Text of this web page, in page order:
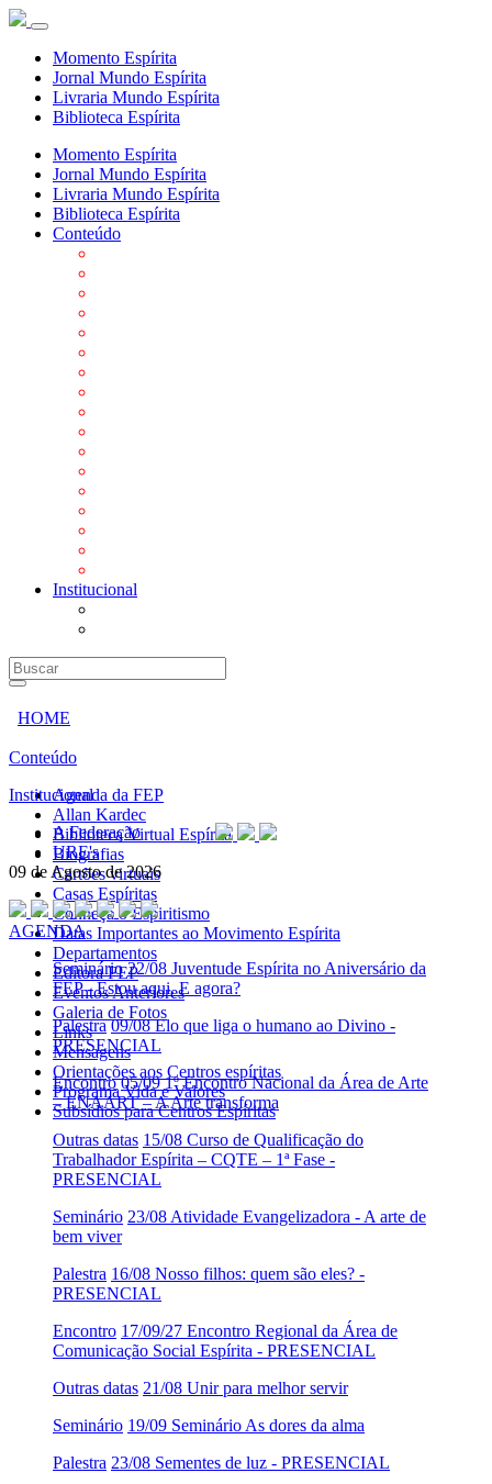
Momento Espírita
Jornal Mundo Espírita
Livraria Mundo Espírita
Biblioteca Espírita
Momento Espírita
Jornal Mundo Espírita
Livraria Mundo Espírita
Biblioteca Espírita
Conteúdo
Institucional
HOME
Conteúdo
Agenda da FEP
Allan Kardec
Biblioteca Virtual Espírita
Biografias
Cartões virtuais
Casas Espíritas
Conheça o Espiritismo
Datas Importantes ao Movimento Espírita
Departamentos
Editora FEP
Eventos Anteriores
Galeria de Fotos
Links
Mensagens
Orientações aos Centros espíritas
Programa Vida e Valores
Subsídios para Centros Espíritas
Institucional
A Federação
URE's
09 de Agosto de 2026
AGENDA
Seminário 22/08 Juventude Espírita no Aniversário da
FEP - Estou aqui. E agora?
Palestra 09/08 Elo que liga o humano ao Divino -
PRESENCIAL
Encontro 05/09 1º Encontro Nacional da Área de Arte
– ENAART – A Arte transforma
Outras datas 15/08 Curso de Qualificação do
Trabalhador Espírita – CQTE – 1ª Fase -
PRESENCIAL
Seminário 23/08 Atividade Evangelizadora - A arte de
bem viver
Palestra 16/08 Nosso filhos: quem são eles? -
PRESENCIAL
Encontro 17/09/27 Encontro Regional da Área de
Comunicação Social Espírita - PRESENCIAL
Outras datas 21/08 Unir para melhor servir
Seminário 19/09 Seminário As dores da alma
Palestra 23/08 Sementes de luz - PRESENCIAL